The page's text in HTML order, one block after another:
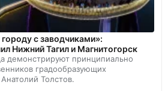
с заводчиками»:
Нижний Тагил и Магнитогорск
демонстрируют принципиально
градообразующих
Толстов.